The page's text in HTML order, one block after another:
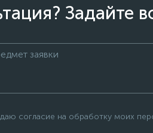
Задайте
согласие на обработку моих